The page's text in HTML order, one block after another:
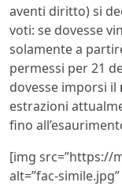
aventi diritto) si
voti: se dovesse
solamente a
permessi per 21
dovesse imporsi il
estrazioni
fino
[img src=”https://
alt=”fac-